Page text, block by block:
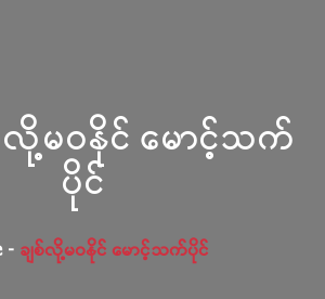
လို့မဝနိုင် မောင့်သက်
ပိုင်
ချစ်လို့မဝနိုင် မောင့်သက်ပိုင်